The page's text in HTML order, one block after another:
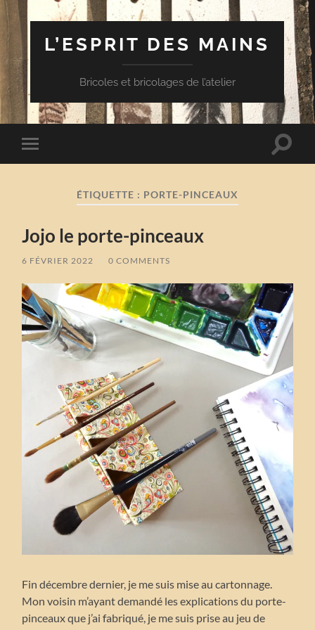
L’ESPRIT DES MAINS
Bricoles et bricolages de l’atelier
Toggle
mobile
Toggle
ÉTIQUETTE : PORTE-PINCEAUX
Jojo le porte-pinceaux
6 FÉVRIER 2022 / 0 COMMENTS
Fin décembre dernier, je me suis mise au cartonnage.
Mon voisin m’ayant demandé les explications du porte-
pinceaux que j’ai fabriqué, je me suis prise au jeu de